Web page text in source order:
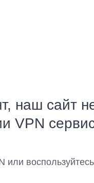
наш сайт
VPN
или